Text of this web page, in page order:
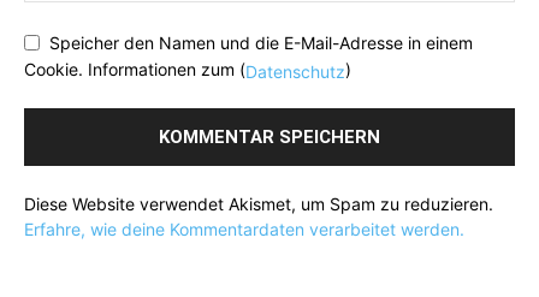
Speicher den Namen und die E-Mail-Adresse in einem
Cookie. Informationen zum (Datenschutz)
Diese Website verwendet Akismet, um Spam zu reduzieren.
Erfahre, wie deine Kommentardaten verarbeitet werden.